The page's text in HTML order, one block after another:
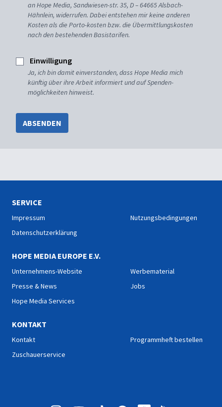
an Hope Media, Sandwiesen-str. 35, D – 64665 Alsbach-
Hähnlein, widerrufen. Dabei entstehen mir keine anderen
Kosten als die Porto-kosten bzw. die Übermittlungskosten
nach den bestehenden Basistarifen.
Einwilligung
Ja, ich bin damit einverstanden, dass Hope Media mich
künftig über ihre Arbeit informiert und auf Spenden-
möglichkeiten hinweist.
ABSENDEN
SERVICE
Impressum
Datenschutzerklärung
Nutzungsbedingungen
HOPE MEDIA EUROPE E.V.
Unternehmens-Website
Presse & News
Hope Media Services
Werbematerial
Jobs
KONTAKT
Kontakt
Zuschauerservice
Programmheft bestellen